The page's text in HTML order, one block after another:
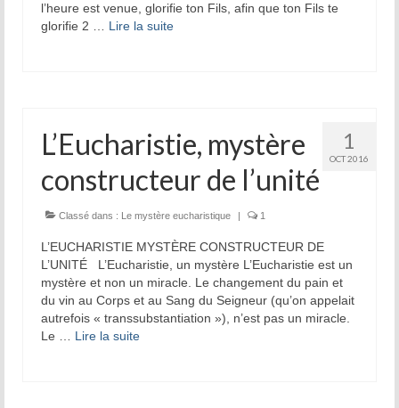
l’heure est venue, glorifie ton Fils, afin que ton Fils te
glorifie 2 … Lire la suite­­
1
OCT 2016
L’Eucharistie, mystère
constructeur de l’unité
Classé dans : Le mystère eucharistique 1
L’EUCHARISTIE MYSTÈRE CONSTRUCTEUR DE
L’UNITÉ L’Eucharistie, un mystère L’Eucharistie est un
mystère et non un miracle. Le changement du pain et
du vin au Corps et au Sang du Seigneur (qu’on appelait
autrefois « transsubstantiation »), n’est pas un miracle.
Le … Lire la suite­­